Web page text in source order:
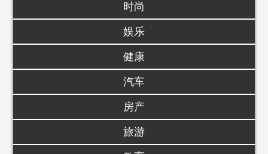
时尚
娱乐
健康
汽车
房产
旅游